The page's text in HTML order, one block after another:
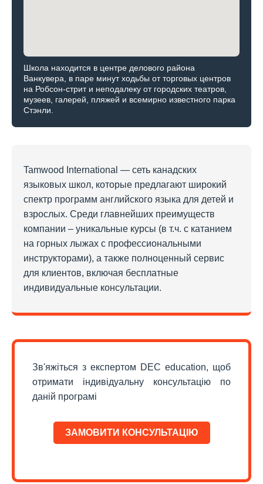
Школа находится в центре делового района
Ванкувера, в паре минут ходьбы от торговых центров
на Робсон-стрит и неподалеку от городских театров,
музеев, галерей, пляжей и всемирно известного парка
Стэнли.
Tamwood International — сеть канадских
языковых школ, которые предлагают широкий
спектр программ английского языка для детей и
взрослых. Среди главнейших преимуществ
компании – уникальные курсы (в т.ч. с катанием
на горных лыжах с профессиональными
инструкторами), а также полноценный сервис
для клиентов, включая бесплатные
индивидуальные консультации.
Зв'яжіться з експертом DEC education, щоб
отримати індивідуальну консультацію по
даній програмі
ЗАМОВИТИ КОНСУЛЬТАЦІЮ